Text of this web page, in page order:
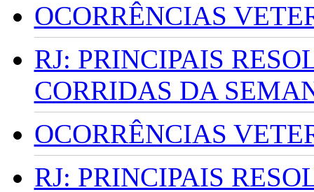
OCORRÊNCIAS
RJ: PRINCIPAIS
CORRIDAS DA
OCORRÊNCIAS
RJ: PRINCIPAIS